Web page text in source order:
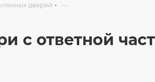
дверей —
с ответной